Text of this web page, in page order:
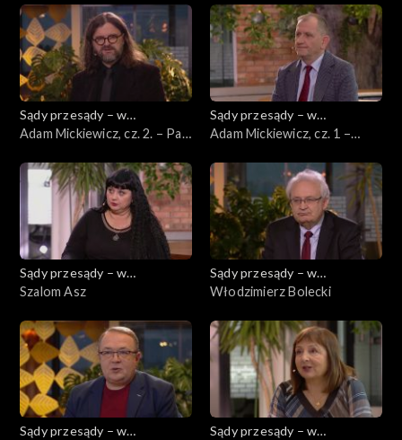
Sądy przesądy – w
powiększeniu
Adam Mickiewicz, cz. 2. – Pan
Sądy przesądy – w
powiększeniu
Adam Mickiewicz, cz. 1 –
Sądy przesądy – w
powiększeniu
Szalom Asz
Sądy przesądy – w
powiększeniu
Włodzimierz Bolecki
Sądy przesądy – w
Sądy przesądy – w